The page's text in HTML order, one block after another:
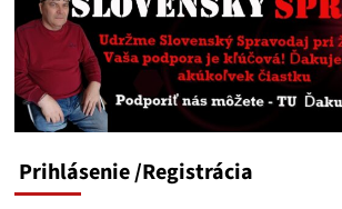
Prihlásenie/Registrácia